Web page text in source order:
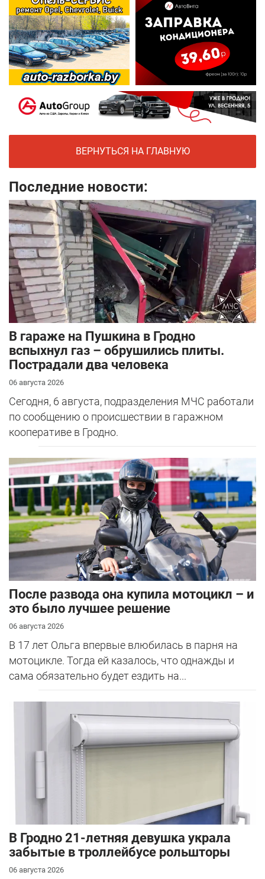
ВЕРНУТЬСЯ НА ГЛАВНУЮ
Последние новости:
В гараже на Пушкина в Гродно
вспыхнул газ – обрушились плиты.
Пострадали два человека
06 августа 2026
Сегодня, 6 августа, подразделения МЧС работали
по сообщению о происшествии в гаражном
кооперативе в Гродно.
После развода она купила мотоцикл – и
это было лучшее решение
06 августа 2026
В 17 лет Ольга впервые влюбилась в парня на
мотоцикле. Тогда ей казалось, что однажды и
сама обязательно будет ездить на...
В Гродно 21-летняя девушка украла
забытые в троллейбусе рольшторы
06 августа 2026